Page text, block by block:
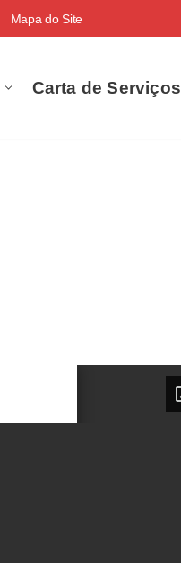
Mapa do Site
Carta de Serviços